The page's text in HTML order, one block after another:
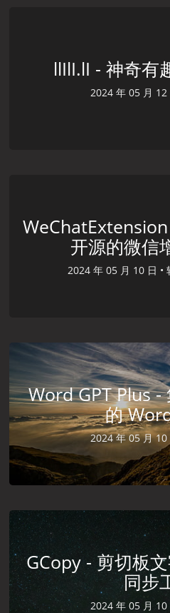
llIlI.lI - 神奇有
2024 年 05 月 12
开源的微信
2024 年 05 月 10 日 •
Word GPT Plus -
的
2024 年 05 月 10
GCopy - 剪切板
同步
2024 年 05 月 10